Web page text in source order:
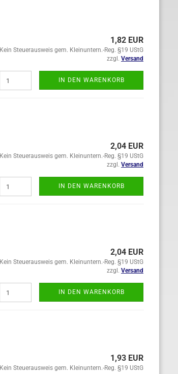
1,82 EUR
Kein Steuerausweis gem. Kleinuntern.-Reg. §19 UStG
zzgl. Versand
IN DEN WARENKORB
2,04 EUR
Kein Steuerausweis gem. Kleinuntern.-Reg. §19 UStG
zzgl. Versand
IN DEN WARENKORB
2,04 EUR
Kein Steuerausweis gem. Kleinuntern.-Reg. §19 UStG
zzgl. Versand
IN DEN WARENKORB
1,93 EUR
Kein Steuerausweis gem. Kleinuntern.-Reg. §19 UStG